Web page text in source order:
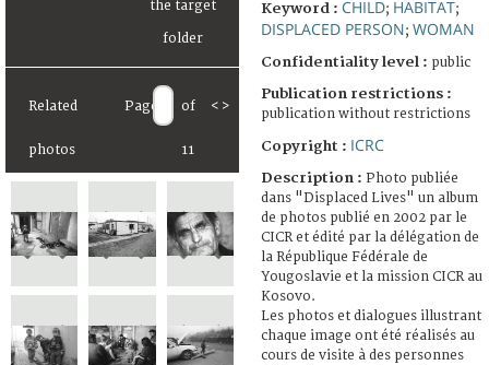
Related
photos
Page of
11
< >
Keyword : CHILD; HABITAT;
DISPLACED PERSON; WOMAN
Confidentiality level : public
Publication restrictions :
publication without restrictions
Copyright : ICRC
Description : Photo publiée
dans "Displaced Lives" un album
de photos publié en 2002 par le
CICR et édité par la délégation de
la République Fédérale de
Yougoslavie et la mission CICR au
Kosovo.
Les photos et dialogues illustrant
chaque image ont été réalisés au
cours de visite à des personnes